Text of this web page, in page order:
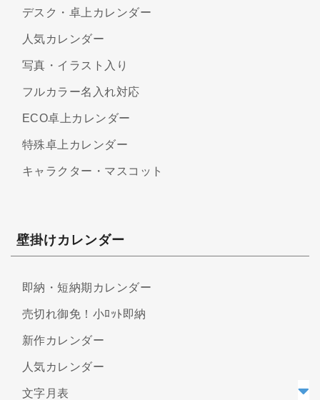
デスク・卓上カレンダー
人気カレンダー
写真・イラスト入り
フルカラー名入れ対応
ECO卓上カレンダー
特殊卓上カレンダー
キャラクター・マスコット
壁掛けカレンダー
即納・短納期カレンダー
売切れ御免！小ﾛｯﾄ即納
新作カレンダー
人気カレンダー
文字月表